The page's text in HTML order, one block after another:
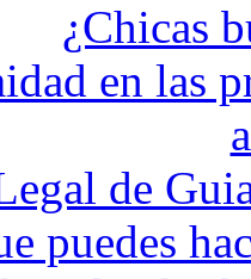
¿Chicas
en las
de
puedes